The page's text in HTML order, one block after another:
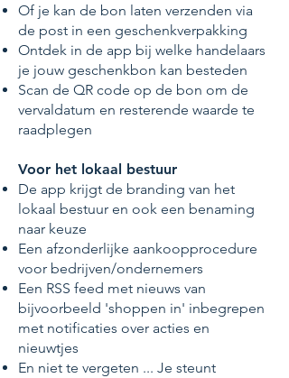
Of je kan de bon laten verzenden via
de post in een geschenkverpakking
Ontdek in de app bij welke handelaars
je jouw geschenkbon kan besteden
Scan de QR code op de bon om de
vervaldatum en resterende waarde te
raadplegen
Voor het lokaal bestuur
De app krijgt de branding van het
lokaal bestuur en ook een benaming
naar keuze
Een afzonderlijke aankoopprocedure
voor bedrijven/ondernemers
Een RSS feed met nieuws van
bijvoorbeeld 'shoppen in' inbegrepen
met notificaties over acties en
nieuwtjes
En niet te vergeten ... Je steunt